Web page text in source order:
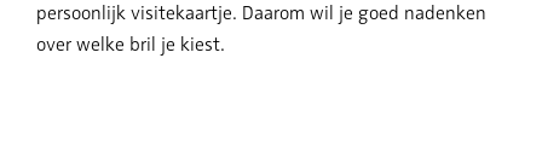
persoonlijk visitekaartje. Daarom wil je goed nadenken
over welke bril je kiest.